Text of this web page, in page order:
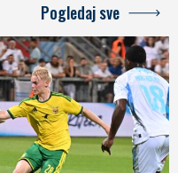
Pogledaj sve